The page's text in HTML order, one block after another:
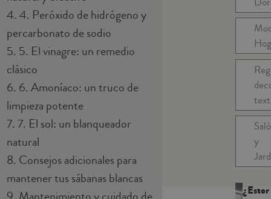
4. 4. Peróxido de hidrógeno y
percarbonato de sodio
5. 5. El vinagre: un remedio
clásico
6. 6. Amoníaco: un truco de
limpieza potente
7. 7. El sol: un blanqueador
natural
8. Consejos adicionales para
mantener tus sábanas blancas
y
¿Estor